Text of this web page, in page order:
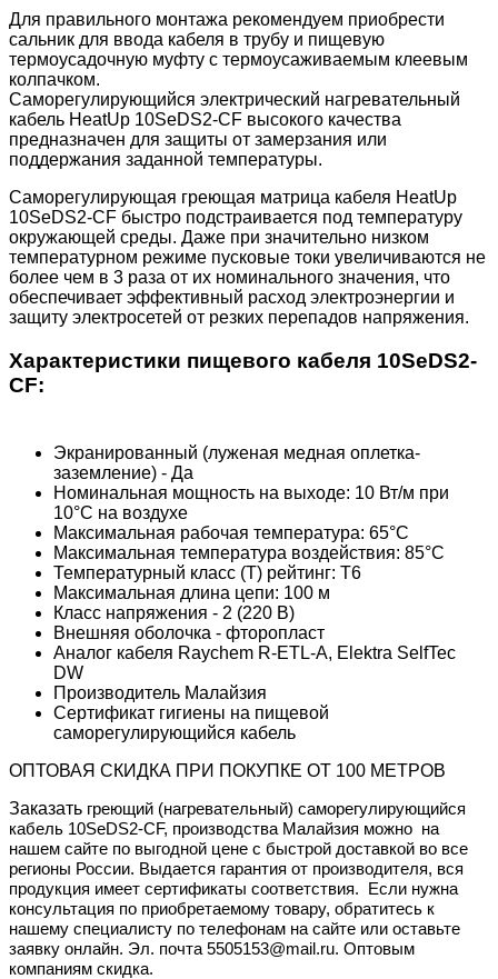
Для правильного монтажа рекомендуем приобрести
сальник для ввода кабеля в трубу и пищевую
термоусадочную муфту с термоусаживаемым клеевым
колпачком.
Саморегулирующийся электрический нагревательный
кабель HeatUp 10SeDS2-CF высокого качества
предназначен для защиты от замерзания или
поддержания заданной температуры.
Саморегулирующая греющая матрица кабеля HeatUp
10SeDS2-CF быстро подстраивается под температуру
окружающей среды. Даже при значительно низком
температурном режиме пусковые токи увеличиваются не
более чем в 3 раза от их номинального значения, что
обеспечивает эффективный расход электроэнергии и
защиту электросетей от резких перепадов напряжения.
Характеристики пищевого кабеля 10SeDS2-
CF:
Экранированный (луженая медная оплетка-
заземление) - Да
Номинальная мощность на выходе: 10 Вт/м при
10°С на воздухе
Максимальная рабочая температура: 65°C
Максимальная температура воздействия: 85°C
Температурный класс (Т) рейтинг: T6
Максимальная длина цепи: 100 м
Класс напряжения - 2 (220 В)
Внешняя оболочка - фторопласт
Аналог кабеля Raychem R-ETL-А, Elektra SelfTec
DW
Производитель Малайзия
Сертификат гигиены на пищевой
саморегулирующийся кабель
ОПТОВАЯ СКИДКА ПРИ ПОКУПКЕ ОТ 100 МЕТРОВ
Заказать греющий (нагревательный) саморегулирующийся
кабель 10SeDS2-CF, производства Малайзия можно на
нашем сайте по выгодной цене с быстрой доставкой во все
регионы России. Выдается гарантия от производителя, вся
продукция имеет сертификаты соответствия. Если нужна
консультация по приобретаемому товару, обратитесь к
нашему специалисту по телефонам на сайте или оставьте
заявку онлайн. Эл. почта 5505153@mail.ru. Оптовым
компаниям скидка.